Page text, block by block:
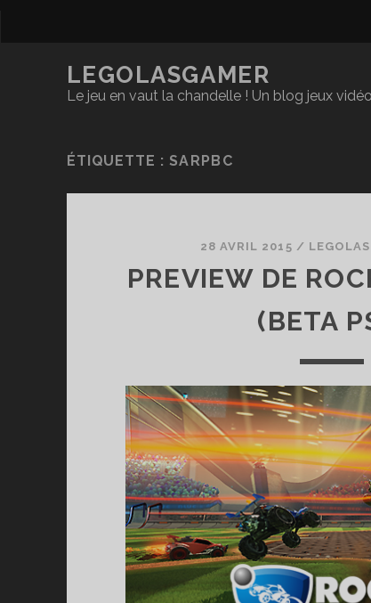
LEGOLASGAMER
Le jeu en vaut la chandelle ! Un blog jeux
ÉTIQUETTE :SARPBC
28 AVRIL 2015 / LEGOLAS
PREVIEW DE
(BETA